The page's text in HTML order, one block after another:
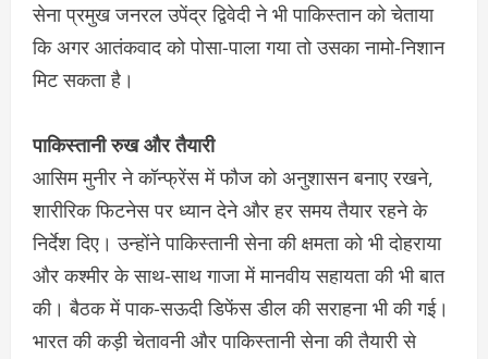
सेना प्रमुख जनरल उपेंद्र द्विवेदी ने भी पाकिस्तान को चेताया
कि अगर आतंकवाद को पोसा-पाला गया तो उसका नामो-निशान
मिट सकता है।
पाकिस्तानी रुख और तैयारी
आसिम मुनीर ने कॉन्फ्रेंस में फौज को अनुशासन बनाए रखने,
शारीरिक फिटनेस पर ध्यान देने और हर समय तैयार रहने के
निर्देश दिए। उन्होंने पाकिस्तानी सेना की क्षमता को भी दोहराया
और कश्मीर के साथ-साथ गाजा में मानवीय सहायता की भी बात
की। बैठक में पाक-सऊदी डिफेंस डील की सराहना भी की गई।
भारत की कड़ी चेतावनी और पाकिस्तानी सेना की तैयारी से